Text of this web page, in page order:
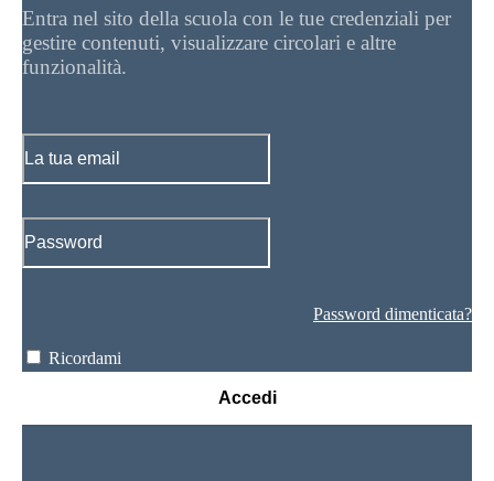
Entra nel sito della scuola con le tue credenziali per
gestire contenuti, visualizzare circolari e altre
funzionalità.
Password dimenticata?
Ricordami
Accedi